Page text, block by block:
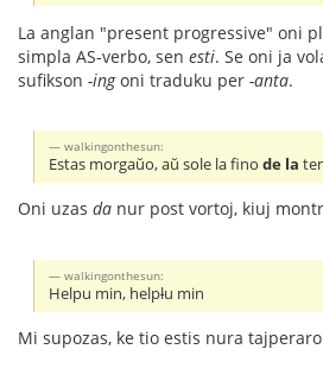
La anglan "present progressive" oni
simpla AS-verbo, sen esti. Se oni ja
sufikson -ingoni traduku per -anta.
walkingonthesun:
Estas morgaŭo, aŭ sole la finode la
Oni uzas da nur post vortoj, kiuj
walkingonthesun:
Helpu min, helplu min
Mi supozas, ke tio estis nura